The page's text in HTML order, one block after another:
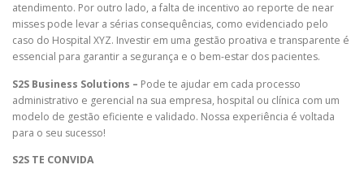
atendimento. Por outro lado, a falta de incentivo ao reporte de near
misses pode levar a sérias consequências, como evidenciado pelo
caso do Hospital XYZ. Investir em uma gestão proativa e transparente é
essencial para garantir a segurança e o bem-estar dos pacientes.
S2S Business Solutions – Pode te ajudar em cada processo
administrativo e gerencial na sua empresa, hospital ou clínica com um
modelo de gestão eficiente e validado. Nossa experiência é voltada
para o seu sucesso!
S2S TE CONVIDA